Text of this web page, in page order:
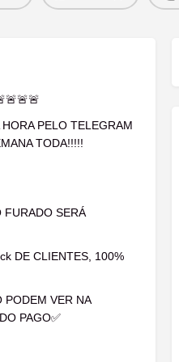
PELO TELEGRAM
TODA!!!!!
FURADO SERÁ
DE CLIENTES, 100%
PODEM VER NA
PAGO✅